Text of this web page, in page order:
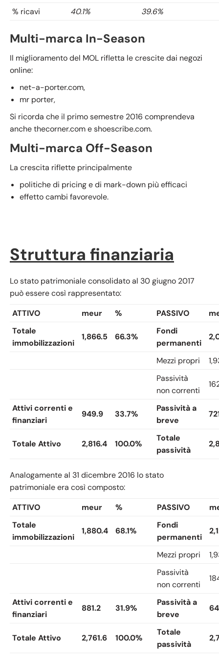
% ricavi
40.1% 39.6%
Multi-marca In-Season
Il miglioramento del MOL rifletta le crescite dai negozi
online:
net-a-porter.com,
mr porter,
Si ricorda che il primo semestre 2016 comprendeva
anche thecorner.com e shoescribe.com.
Multi-marca Off-Season
La crescita riflette principalmente
politiche di pricing e di mark-down più efficaci
effetto cambi favorevole.
Struttura finanziaria
Lo stato patrimoniale consolidato al 30 giugno 2017
può essere così rappresentato:
ATTIVO
meur % PASSIVO
Totale
immobilizzazioni
1,866.5 66.3%
Fondi
permanenti
Mezzi propri
Passività
non correnti
Attivi correnti e
finanziari
949.9 33.7%
Passività a
breve
Totale Attivo 2,816.4 100.0%
Totale
passività
Analogamente al 31 dicembre 2016 lo stato
patrimoniale era così composto:
ATTIVO
meur % PASSIVO
Totale
immobilizzazioni
1,880.4 68.1%
Fondi
permanenti
Mezzi propri
Passività
non correnti
Attivi correnti e
finanziari
881.2 31.9%
Passività a
breve
Totale Attivo 2,761.6 100.0%
Totale
passività